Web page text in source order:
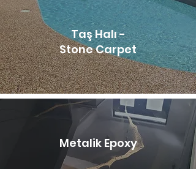
Taş Halı -
Stone Carpet
Metalik Epoxy